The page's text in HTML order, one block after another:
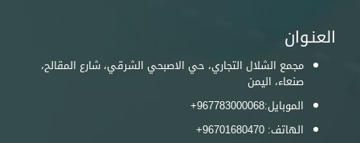
العنـوان
مجمع الشلال التجاري، حي الاصبحي الشرقي، شارع المقالح،
صنعاء‎، اليمن
الموبايل:967783000068+
الهاتف: 96701680470+